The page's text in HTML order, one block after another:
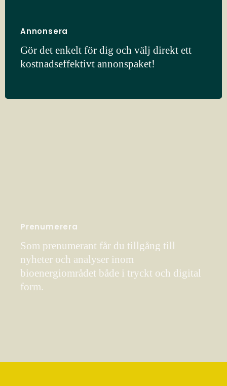
Annonsera
Gör det enkelt för dig och välj direkt ett
kostnadseffektivt annonspaket!
Prenumerera
Som prenumerant får du tillgång till
nyheter och analyser inom
bioenergiområdet både i tryckt och digital
form.